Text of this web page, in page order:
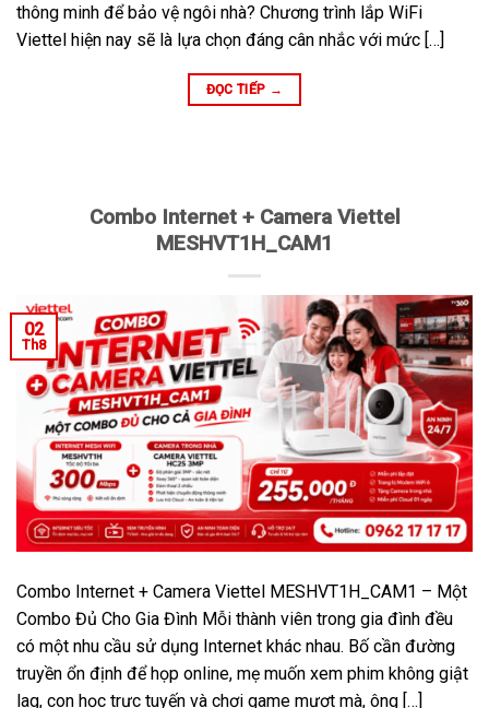
thông minh để bảo vệ ngôi nhà? Chương trình lắp WiFi
Viettel hiện nay sẽ là lựa chọn đáng cân nhắc với mức […]
ĐỌC TIẾP →
Combo Internet + Camera Viettel
MESHVT1H_CAM1
02
Th8
Combo Internet + Camera Viettel MESHVT1H_CAM1 – Một
Combo Đủ Cho Gia Đình Mỗi thành viên trong gia đình đều
có một nhu cầu sử dụng Internet khác nhau. Bố cần đường
truyền ổn định để họp online, mẹ muốn xem phim không giật
lag, con học trực tuyến và chơi game mượt mà, ông […]